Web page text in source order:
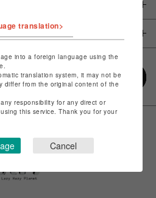
translation>
into a foreign language using the
translation system, it may not be
differ from the original content of the
responsibility for any direct or
this service. Thank you for your
Cancel